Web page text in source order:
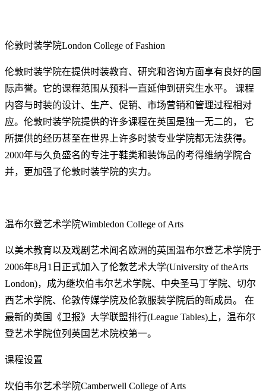
伦敦时装学院London College of Fashion
伦敦时装学院在提供时装教育、研究和咨询方面享有良好的国
际声誉。它的课程范围从预科一直延伸到研究生水平。 课程
内容与时装的设计、生产、促销、市场营销和管理过程相对
应。伦敦时装学院提供的许多课程在英国是独一无二的， 它
所提供的经历甚至在世界上许多时装专业学院都无法获得。
2000年与久负盛名的专注于鞋类和装饰品的考得维纳学院合
并，更加强了伦敦时装学院的实力。
温布尔登艺术学院Wimbledon College of Arts
以美术教育以及戏剧艺术闻名欧洲的英国温布尔登艺术学院于
2006年8月1日正式加入了伦敦艺术大学(University of theArts
London)，成为继坎伯韦尔艺术学院、中央圣马丁学院、切尔
西艺术学院、伦敦传媒学院及伦敦服装学院后的新成员。 在
最新的英国《卫报》大学联盟排行(League Tables)上，温布尔
登艺术学院位列英国艺术院校第一。
课程设置
坎伯韦尔艺术学院Camberwell College of Arts